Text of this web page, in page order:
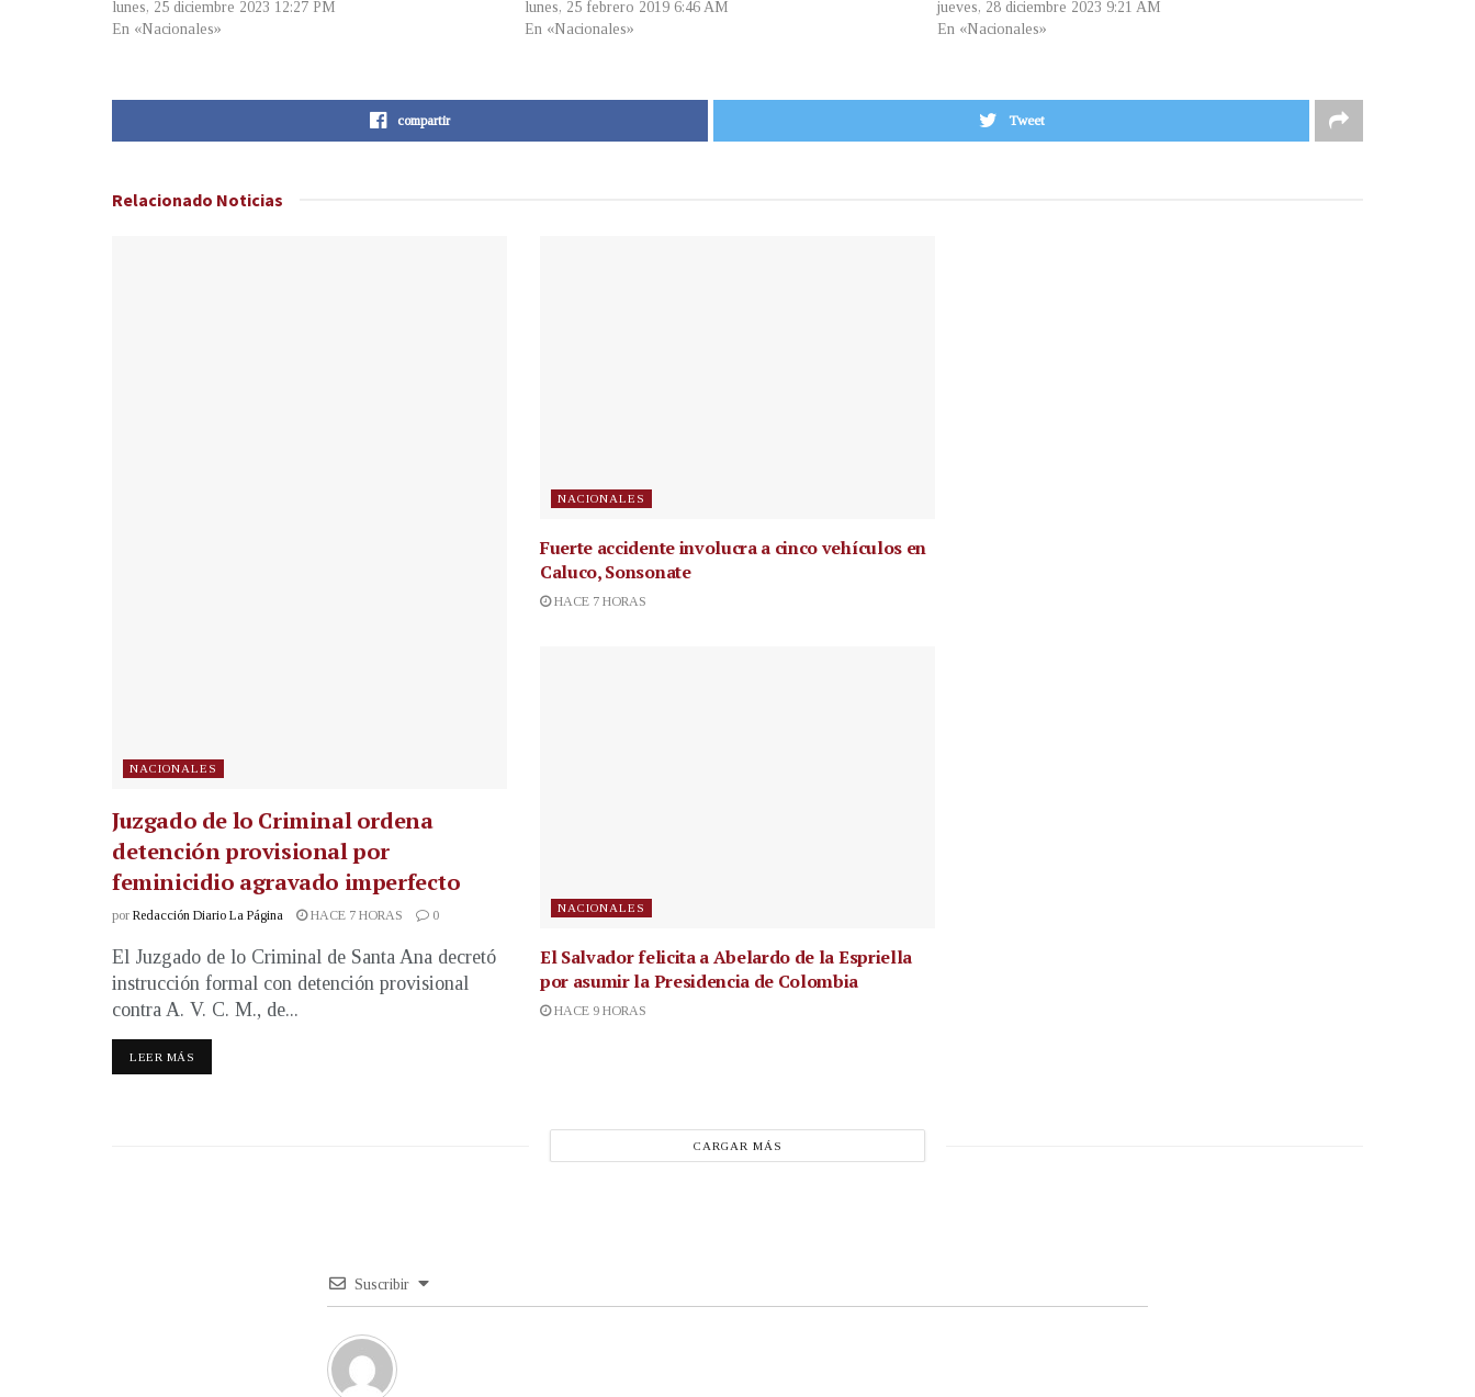
lunes, 25 diciembre 2023 12:27 PM
En «Nacionales»
lunes, 25 febrero 2019 6:46 AM
En «Nacionales»
jueves, 28 diciembre 2023 9:21 AM
En «Nacionales»
compartir Tweet
Relacionado Noticias
NACIONALES
Juzgado de lo Criminal ordena
detención provisional por
feminicidio agravado imperfecto
por Redacción Diario La Página HACE 7 HORAS 0
El Juzgado de lo Criminal de Santa Ana decretó
instrucción formal con detención provisional
contra A. V. C. M., de...
LEER MÁS
NACIONALES
Fuerte accidente involucra a cinco vehículos en
Caluco, Sonsonate
HACE 7 HORAS
NACIONALES
El Salvador felicita a Abelardo de la Espriella
por asumir la Presidencia de Colombia
HACE 9 HORAS
CARGAR MÁS
Suscribir